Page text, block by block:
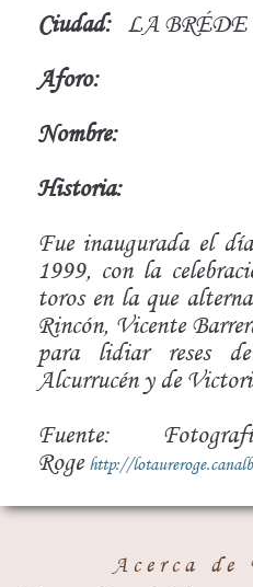
Ciudad: LA BRÉDE
Aforo:
Nombre:
Historia:
Fue inaugurada el
1999, con la
toros en la que
Rincón, Vicente
para lidiar reses
Alcurrucén y de
Fuente:
Roge http://
Acerca de